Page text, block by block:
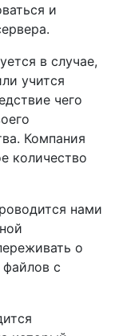
и
в случае,
учится
чего
Компания
количество
нами
о
с